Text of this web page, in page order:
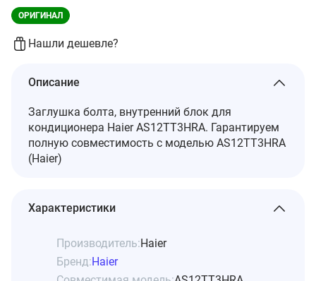
ОРИГИНАЛ
Нашли дешевле?
Описание
Заглушка болта, внутренний блок для
кондиционера Haier AS12TT3HRA. Гарантируем
полную совместимость с моделью AS12TT3HRA
(Haier)
Характеристики
Производитель:Haier
Бренд:Haier